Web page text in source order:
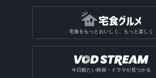
宅食をもっとおいしく、もっと楽しく
今日観たい映画・ドラマが見つかる